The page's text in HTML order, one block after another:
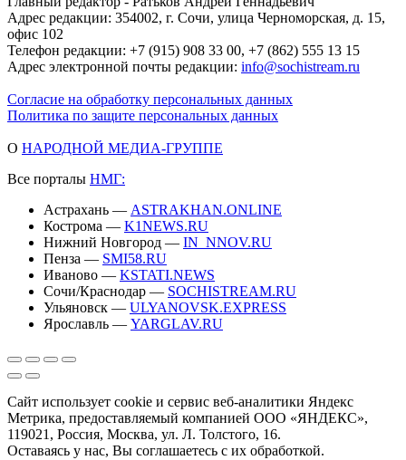
Адрес редакции: 354002, г. Сочи, улица Черноморская, д. 15,
офис 102
Телефон редакции: +7 (915) 908 33 00, +7 (862) 555 13 15
Адрес электронной почты редакции: info@sochistream.ru
Согласие на обработку персональных данных
Политика по защите персональных данных
О НАРОДНОЙ МЕДИА-ГРУППЕ
Все порталы НМГ:
Астрахань — ASTRAKHAN.ONLINE
Кострома — K1NEWS.RU
Нижний Новгород — IN_NNOV.RU
Пенза — SMI58.RU
Иваново — KSTATI.NEWS
Сочи/Краснодар — SOCHISTREAM.RU
Ульяновск — ULYANOVSK.EXPRESS
Ярославль — YARGLAV.RU
Сайт использует cookie и сервис веб-аналитики Яндекс
Метрика, предоставляемый компанией ООО «ЯНДЕКС»,
119021, Россия, Москва, ул. Л. Толстого, 16.
Оставаясь у нас, Вы соглашаетесь с их обработкой.